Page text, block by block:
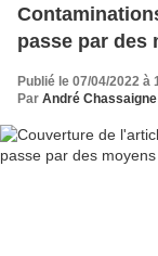
passe par des
Publié le 07/04/2022 à
Par André Chassaigne